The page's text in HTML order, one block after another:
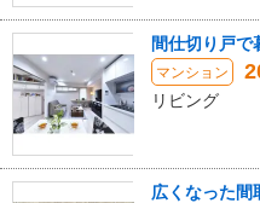
間仕切り戸で
マンション
リビング
広くなった間